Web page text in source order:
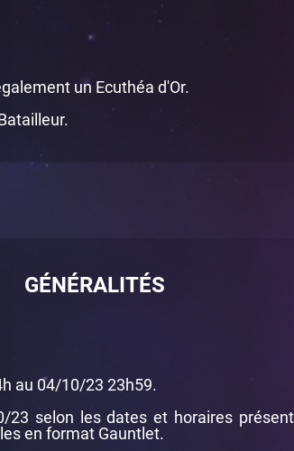
un Ecuthéa d'Or.
GÉNÉRALITÉS
au 04/10/23 23h59.
selon les dates et horaires
en format Gauntlet.